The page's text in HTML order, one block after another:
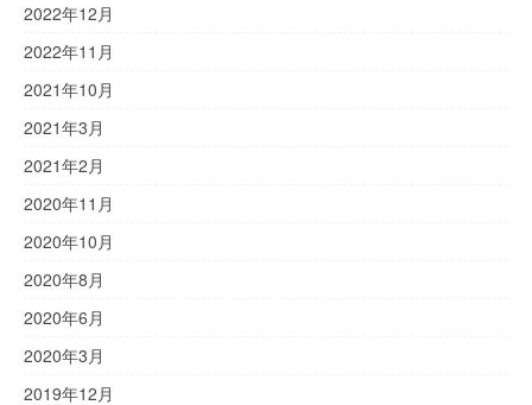
2022年12月
2022年11月
2021年10月
2021年3月
2021年2月
2020年11月
2020年10月
2020年8月
2020年6月
2020年3月
2019年12月